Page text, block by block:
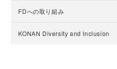
FDへの取り組み
KONAN Diversity and Inclusion